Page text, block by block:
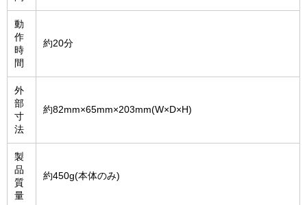
動
作
時
間
約20分
外
部
寸
法
約82mm×65mm×203mm(W×D×H)
製
品
質
量
約450g(本体のみ)